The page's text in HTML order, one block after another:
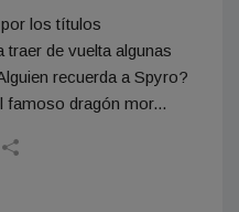
los títulos
de vuelta algunas
recuerda a Spyro?
famoso dragón mor...